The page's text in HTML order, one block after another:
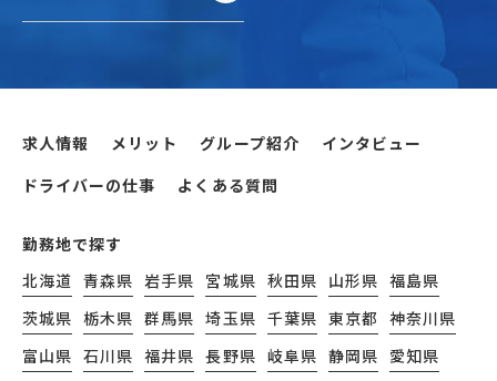
求人情報 メリット グループ紹介
インタビュー
ドライバーの仕事
よくある質問
勤務地で探す
北海道 青森県 岩手県 宮城県 秋田県 山形県 福島県
茨城県 栃木県 群馬県 埼玉県 千葉県 東京都 神奈川県
富山県 石川県 福井県 長野県 岐阜県 静岡県 愛知県